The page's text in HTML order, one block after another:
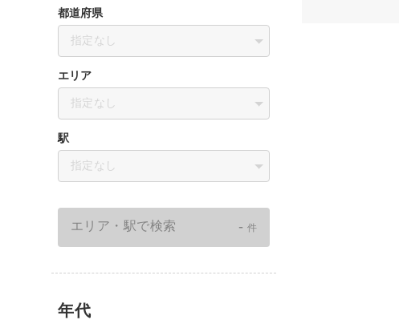
都道府県
指定なし
エリア
指定なし
駅
指定なし
エリア・駅で検索 - 件
年代